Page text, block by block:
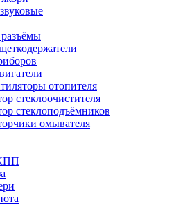
отопителя
стеклоочистителя
стеклоподъёмников
омывателя